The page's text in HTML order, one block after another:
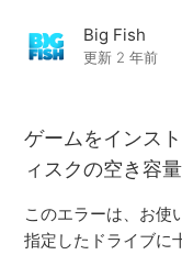
ゲームを始めるこ
エラー 126
有効化エラー 203
エラー：703、802
Big Fish
更新 2 年前
ゲームをインス
ィスクの空き容
このエラーは、お使
指定したドライブに